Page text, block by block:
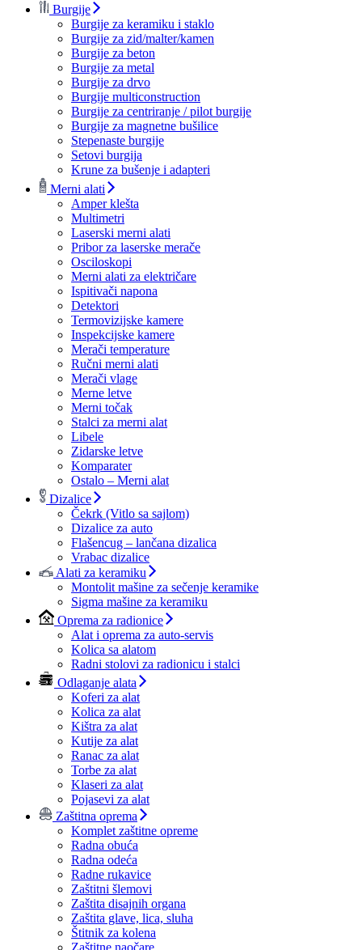
Burgije
Burgije za keramiku i staklo
Burgije za zid/malter/kamen
Burgije za beton
Burgije za metal
Burgije za drvo
Burgije multiconstruction
Burgije za centriranje / pilot burgije
Burgije za magnetne bušilice
Stepenaste burgije
Setovi burgija
Krune za bušenje i adapteri
Merni alati
Amper klešta
Multimetri
Laserski merni alati
Pribor za laserske merače
Osciloskopi
Merni alati za električare
Ispitivači napona
Detektori
Termovizijske kamere
Inspekcijske kamere
Merači temperature
Ručni merni alati
Merači vlage
Merne letve
Merni točak
Stalci za merni alat
Libele
Zidarske letve
Komparater
Ostalo – Merni alat
Dizalice
Čekrk (Vitlo sa sajlom)
Dizalice za auto
Flašencug – lančana dizalica
Vrabac dizalice
Alati za keramiku
Montolit mašine za sečenje keramike
Sigma mašine za keramiku
Oprema za radionice
Alat i oprema za auto-servis
Kolica sa alatom
Radni stolovi za radionicu i stalci
Odlaganje alata
Koferi za alat
Kolica za alat
Kištra za alat
Kutije za alat
Ranac za alat
Torbe za alat
Klaseri za alat
Pojasevi za alat
Zaštitna oprema
Komplet zaštitne opreme
Radna obuća
Radna odeća
Radne rukavice
Zaštitni šlemovi
Zaštita disajnih organa
Zaštita glave, lica, sluha
Štitnik za kolena
Zaštitne naočare